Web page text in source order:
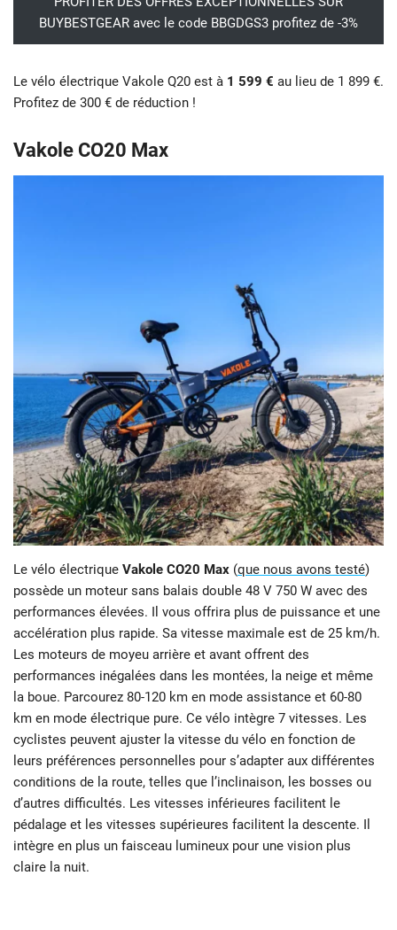
BUYBESTGEAR avec le code BBGDGS3 profitez de -3%
Le vélo électrique Vakole Q20 est à 1 599 € au lieu de 1 899 €.
Profitez de 300 € de réduction !
Vakole CO20 Max
Le vélo électrique Vakole CO20 Max (que nous avons testé)
possède un moteur sans balais double 48 V 750 W avec des
performances élevées. Il vous offrira plus de puissance et une
accélération plus rapide. Sa vitesse maximale est de 25 km/h.
Les moteurs de moyeu arrière et avant offrent des
performances inégalées dans les montées, la neige et même
la boue. Parcourez 80-120 km en mode assistance et 60-80
km en mode électrique pure. Ce vélo intègre 7 vitesses. Les
cyclistes peuvent ajuster la vitesse du vélo en fonction de
leurs préférences personnelles pour s’adapter aux différentes
conditions de la route, telles que l’inclinaison, les bosses ou
d’autres difficultés. Les vitesses inférieures facilitent le
pédalage et les vitesses supérieures facilitent la descente. Il
intègre en plus un faisceau lumineux pour une vision plus
claire la nuit.